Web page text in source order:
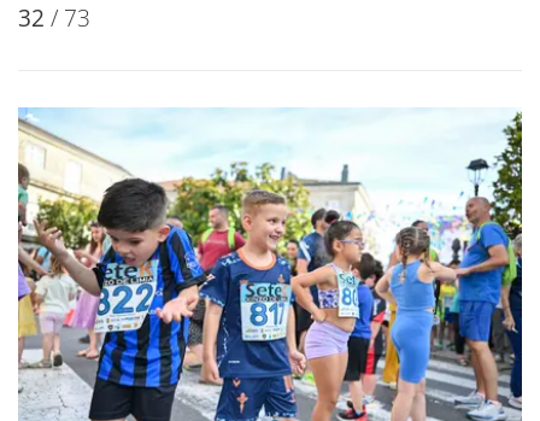
32 / 73